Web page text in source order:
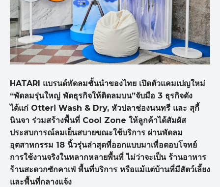
HATARI แบรนด์พัดลมชั้นนำของไทย เปิดตัวแคมเปญใหม่
“พัดลมรุ่นใหญ่ พัดธุรกิจให้ติดลมบน”จับมือ 3 ธุรกิจดัง
ได้แก่ Otteri Wash & Dry, หัวปลาช่องนนทรี และ สุกี้
นินจา ร่วมสร้างพื้นที่ Cool Zone ให้ลูกค้าได้สัมผัส
ประสบการณ์ลมเย็นสบายขณะใช้บริการ ผ่านพัดลม
อุตสาหกรรม 18 นิ้วรุ่นล่าสุดที่ออกแบบมาเพื่อตอบโจทย์
การใช้งานจริงในหลากหลายพื้นที่ ไม่ว่าจะเป็น ร้านอาหาร
ร้านสะดวกซักคาเฟ่ พื้นที่บริการ หรือแม้แต่บ้านที่มีสัตว์เลี้ยง
และพื้นที่กลางแจ้ง